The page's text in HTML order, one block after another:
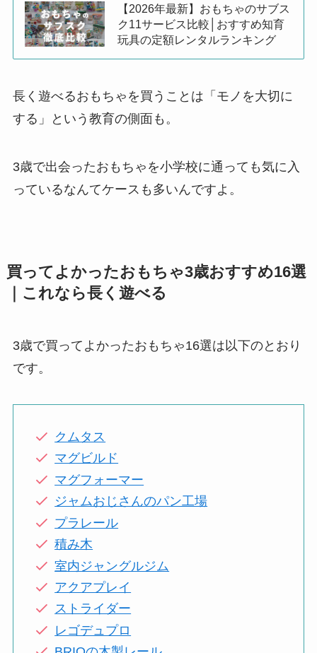
【2026年最新】おもちゃのサブス
ク11サービス比較│おすすめ知育
玩具の定額レンタルランキング
長く遊べるおもちゃを買うことは「モノを大切に
する」という教育の側面も。
3歳で出会ったおもちゃを小学校に通っても気に入
っているなんてケースも多いんですよ。
買ってよかったおもちゃ3歳おすすめ16選
｜これなら長く遊べる
3歳で買ってよかったおもちゃ16選は以下のとおり
です。
クムタス
マグビルド
マグフォーマー
ジャムおじさんのパン工場
プラレール
積み木
室内ジャングルジム
アクアプレイ
ストライダー
レゴデュプロ